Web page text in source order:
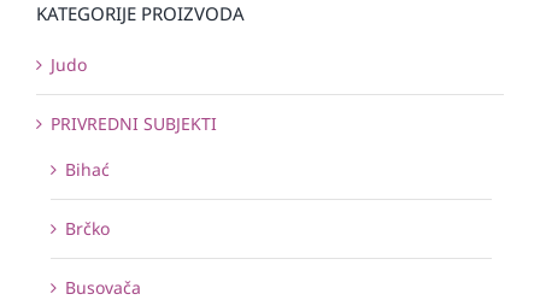
KATEGORIJE PROIZVODA
Judo
PRIVREDNI SUBJEKTI
Bihać
Brčko
Busovača